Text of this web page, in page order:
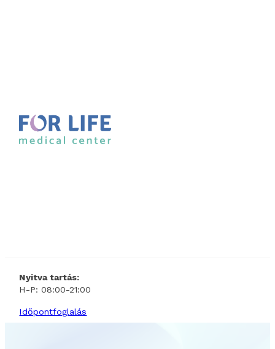
Nyitva tartás:
H-P: 08:00-21:00
Időpontfoglalás